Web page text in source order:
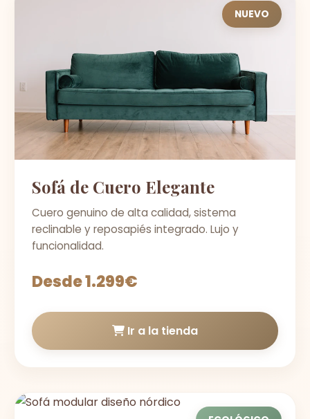
NUEVO
Sofá de Cuero Elegante
Cuero genuino de alta calidad, sistema
reclinable y reposapiés integrado. Lujo y
funcionalidad.
Desde 1.299€
Ir a la tienda